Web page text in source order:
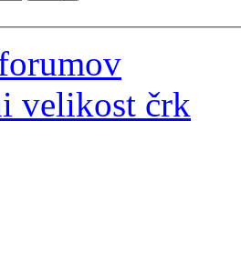
velikost črk